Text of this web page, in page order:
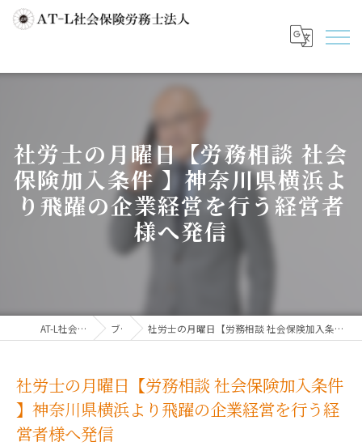
社労士の月曜日【労務相談 社会
保険加入条件 】神奈川県横浜よ
り飛躍の企業経営を行う経営者
様へ発信
AT-L社会保険労務士法人 ブログ 社労士の月曜日【労務相談 社会保険加入条件 】神奈川県横浜より飛躍の企業経営を行う経営者様へ発信
社労士の月曜日【労務相談 社会保険加入条件
】神奈川県横浜より飛躍の企業経営を行う経
営者様へ発信